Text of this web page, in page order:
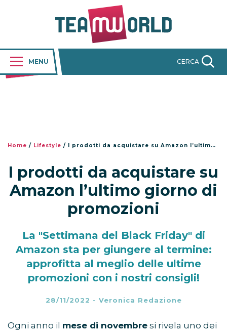
MENU CERCA
Home / Lifestyle / I prodotti da acquistare su Amazon l’ultimo giorno di promozioni
I prodotti da acquistare su
Amazon l’ultimo giorno di
promozioni
La "Settimana del Black Friday" di
Amazon sta per giungere al termine:
approfitta al meglio delle ultime
promozioni con i nostri consigli!
28/11/2022 - Veronica Redazione
Ogni anno il mese di novembre si rivela uno dei